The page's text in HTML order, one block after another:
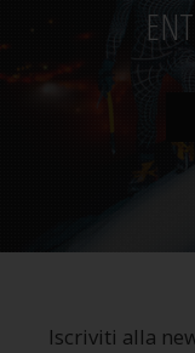
Iscriviti alla